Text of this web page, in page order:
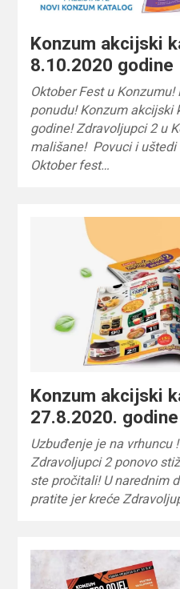
Konzum akcijski
8.10.2020 godine
Oktober Fest u
ponudu! Konzum akcijski
godine! Zdravoljupci 2 u
mališane! Povuci i
Oktober fest…
Konzum akcijski
27.8.2020. godine
Uzbuđenje je na vrhuncu
Zdravoljupci 2 ponovo
ste pročitali! U narednim
pratite jer kreće